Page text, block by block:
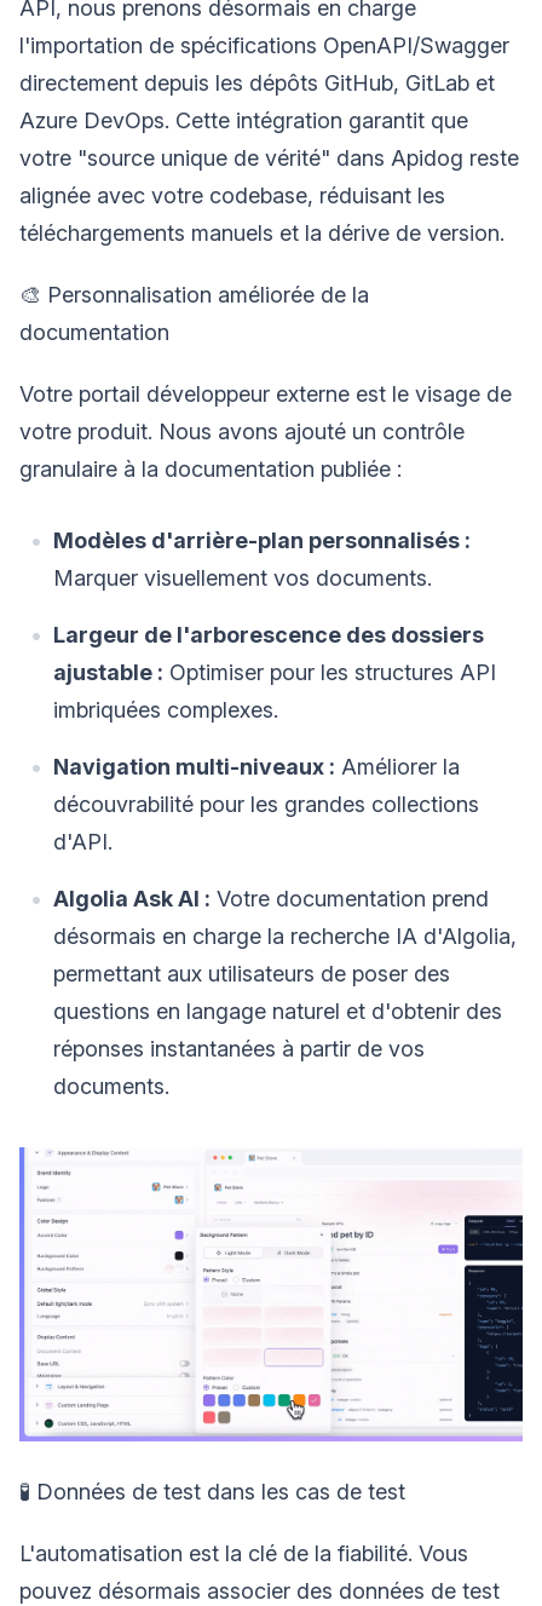
API, nous prenons désormais en charge
l'importation de spécifications OpenAPI/Swagger
directement depuis les dépôts GitHub, GitLab et
Azure DevOps. Cette intégration garantit que
votre "source unique de vérité" dans Apidog reste
alignée avec votre codebase, réduisant les
téléchargements manuels et la dérive de version.
🎨 Personnalisation améliorée de la
documentation
Votre portail développeur externe est le visage de
votre produit. Nous avons ajouté un contrôle
granulaire à la documentation publiée :
Modèles d'arrière-plan personnalisés :
Marquer visuellement vos documents.
Largeur de l'arborescence des dossiers
ajustable : Optimiser pour les structures API
imbriquées complexes.
Navigation multi-niveaux : Améliorer la
découvrabilité pour les grandes collections
d'API.
Algolia Ask AI : Votre documentation prend
désormais en charge la recherche IA d'Algolia,
permettant aux utilisateurs de poser des
questions en langage naturel et d'obtenir des
réponses instantanées à partir de vos
documents.
🧪 Données de test dans les cas de test
L'automatisation est la clé de la fiabilité. Vous
pouvez désormais associer des données de test